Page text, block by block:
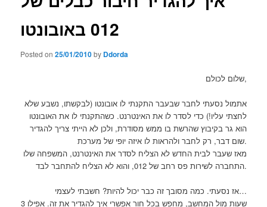
012 באובונטו
Posted on25/01/2010by Ddorda
שלום לכולם,
אתמול נסעתי לחבר שבעבר התקנתי לו אובונטו (לבקשתו, נשבע שלא
לחצתי עליו!) כדי לסדר לו את האינטרנט. כשהתקנתי לו את האובונטו
הוא גר בקיבוץ שהרשת בו ממש מסודרת, ולכן לא הייתי צריך להגדיר
שום דבר, רק לחבר ולהראות לו איזה יופי של מערכת.
מאז שעבר לבית החדש לא הצליח לסדר את האינטרנט, המשפחה שלו
התחברה לשירות פס רחב של 012, והוא לא הצליח להתחבר לבד.
אז נסעתי. כמה מסובך זה כבר יכול להיות? חשבתי לעצמי…
3 שעות מול המחשב, מחפש בכל חור אפשרי איך להגדיר את זה. אפילו